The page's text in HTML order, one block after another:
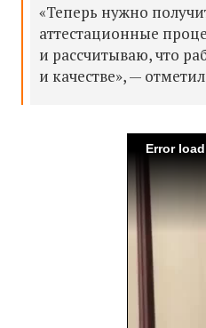
«Теперь нужно
аттестационные
и рассчитываю, что
и качестве», —
Error